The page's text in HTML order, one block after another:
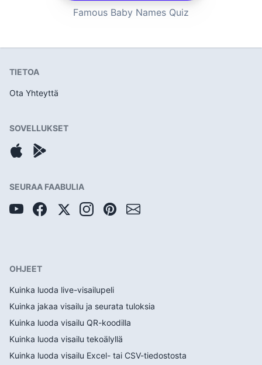
Famous Baby Names Quiz
TIETOA
Ota Yhteyttä
SOVELLUKSET
SEURAA FAABULIA
OHJEET
Kuinka luoda live-visailupeli
Kuinka jakaa visailu ja seurata tuloksia
Kuinka luoda visailu QR-koodilla
Kuinka luoda visailu tekoälyllä
Kuinka luoda visailu Excel- tai CSV-tiedostosta